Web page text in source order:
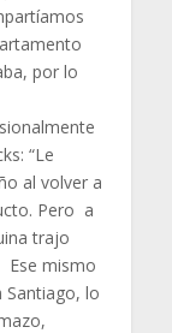
por lo
“Le
al volver a
Pero a
trajo
Ese mismo
Santiago, lo